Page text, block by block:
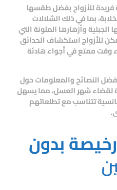
للأزواج بفضل طقسها
بما في ذلك الشلالات
وأزهارها الملونة التي
للأزواج استكشاف الحدائق
وقت ممتع في أجواء هادئة
النصائح والمعلومات حول
لقضاء شهر العسل، مما يسهل
تتناسب مع تطلعاتهم
بدون